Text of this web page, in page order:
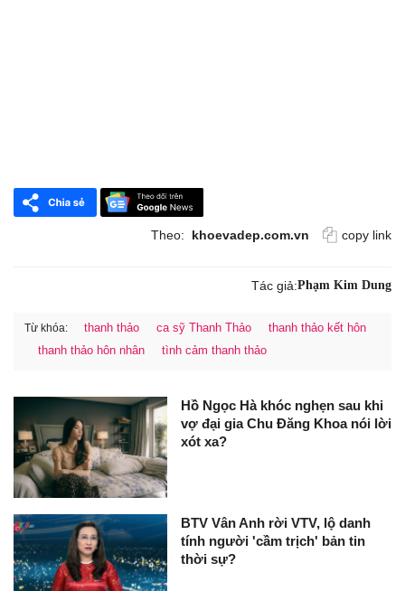
Theo: khoevadep.com.vn copy link
Tác giả:Phạm Kim Dung
Từ khóa: thanh thảo ca sỹ Thanh Thảo
thanh thảo kết hôn
thanh thảo hôn nhân
tình cảm thanh thảo
Hồ Ngọc Hà khóc nghẹn sau khi
vợ đại gia Chu Đăng Khoa nói lời
xót xa?
BTV Vân Anh rời VTV, lộ danh
tính người 'cầm trịch' bản tin
thời sự?